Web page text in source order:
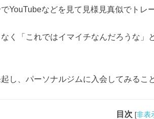
YouTubeなどを見て見様見真似でトレ
く「これではイマイチなんだろうな
し、パーソナルジムに入会してみるこ
目次 [非表